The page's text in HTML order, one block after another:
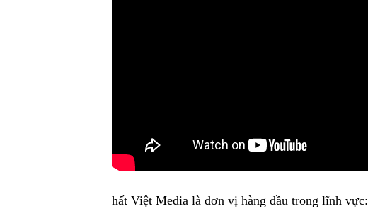
hất Việt Media là đơn vị hàng đầu trong lĩnh vực: